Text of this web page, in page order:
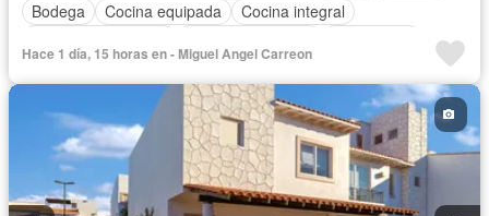
Bodega
Cocina equipada
Cocina integral
Estacionamiento
Wifi Zonas verdes
Hace 1 día, 15 horas en - Miguel Angel Carreon